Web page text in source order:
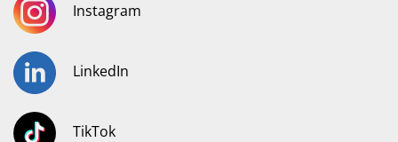
Instagram
LinkedIn
TikTok